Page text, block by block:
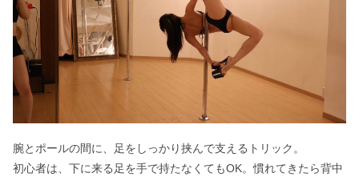
腕とポールの間に、足をしっかり挟んで支えるトリック。
初心者は、下に来る足を手で持たなくてもOK。慣れてきたら背中